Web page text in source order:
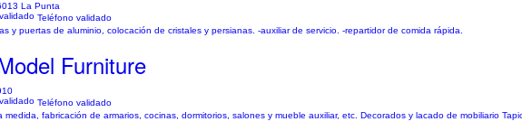
La Punta
Teléfono validado
y puertas de aluminio, colocación de cristales y persianas. -auxiliar de servicio. -repartidor de comida rápida.
Furniture
Teléfono validado
fabricación de armarios, cocinas, dormitorios, salones y mueble auxiliar, etc. Decorados y lacado de mobiliario